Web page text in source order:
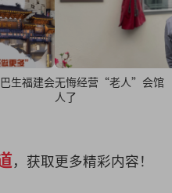
生福建会无悔经营“老人”会馆
人了
，获取更多精彩内容！